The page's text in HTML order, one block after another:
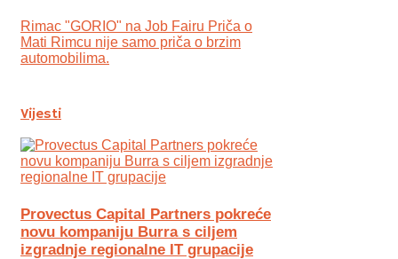
Rimac "GORIO" na Job Fairu Priča o
Mati Rimcu nije samo priča o brzim
automobilima.
Vijesti
Provectus Capital Partners pokreće
novu kompaniju Burra s ciljem
izgradnje regionalne IT grupacije